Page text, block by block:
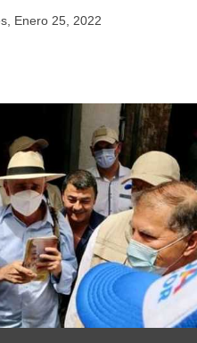
Enero 25, 2022